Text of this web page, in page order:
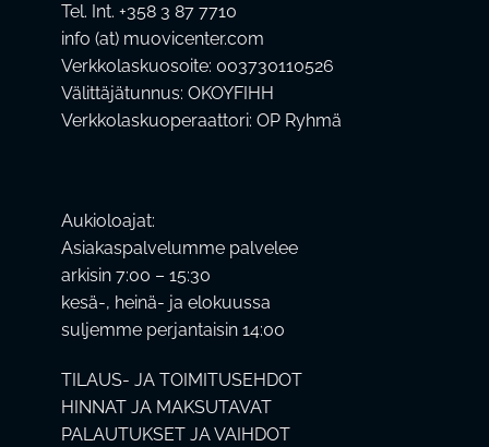
Tel. Int. +358 3 87 7710
info (at) muovicenter.com
Verkkolaskuosoite: 003730110526
Välittäjätunnus: OKOYFIHH
Verkkolaskuoperaattori: OP Ryhmä
Aukioloajat:
Asiakaspalvelumme palvelee
arkisin 7:00 – 15:30
kesä-, heinä- ja elokuussa
suljemme perjantaisin 14:00
TILAUS- JA TOIMITUSEHDOT
HINNAT JA MAKSUTAVAT
PALAUTUKSET JA VAIHDOT